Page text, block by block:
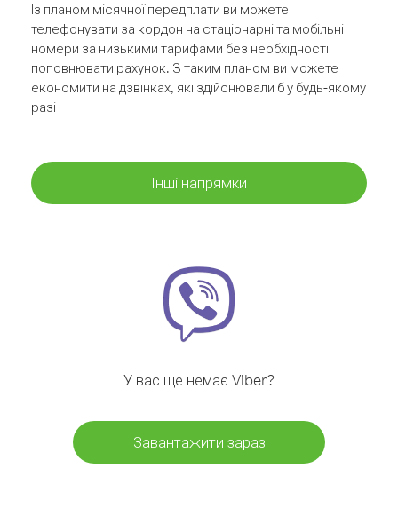
Із планом місячної передплати ви можете
телефонувати за кордон на стаціонарні та мобільні
номери за низькими тарифами без необхідності
поповнювати рахунок. З таким планом ви можете
економити на дзвінках, які здійснювали б у будь-якому
разі
Інші напрямки
У вас ще немає Viber?
Завантажити зараз